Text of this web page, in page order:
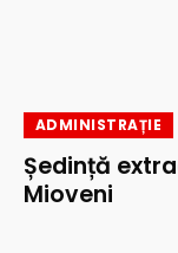
ADMINISTRAȚIE
Ședință
Mioveni